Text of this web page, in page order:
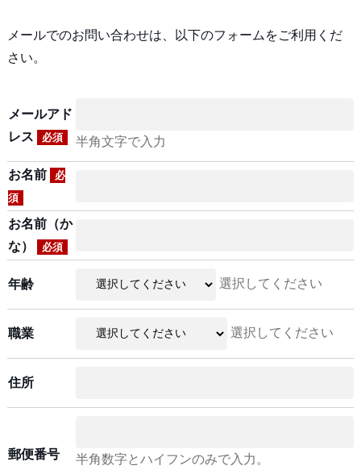
メールでのお問い合わせは、以下のフォームをご利用くだ
さい。
メールアド
レス
必須 半角文字で入力
お名前
必
須
お名前（か
な）
必須
年齢 選択してください
職業 選択してください
住所
郵便番号
半角数字とハイフンのみで入力。